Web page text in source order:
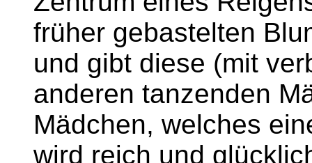
früher gebastelten
und gibt diese (mit
anderen tanzenden
Mädchen, welches
wird reich und